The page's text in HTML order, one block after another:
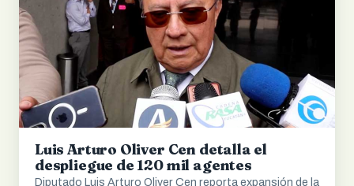
Luis Arturo Oliver Cen detalla el
despliegue de 120 mil agentes
Diputado Luis Arturo Oliver Cen reporta expansión de la